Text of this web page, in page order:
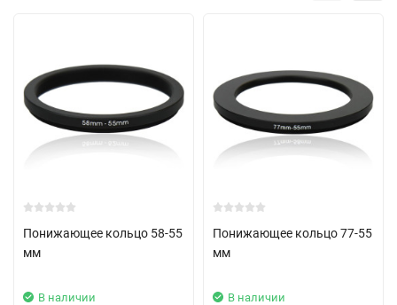
Понижающее кольцо 58-55
мм
В наличии
Понижающее кольцо 77-55
мм
В наличии